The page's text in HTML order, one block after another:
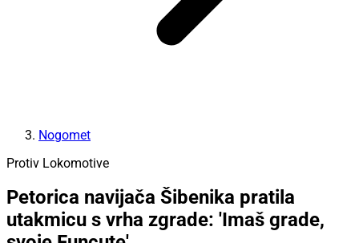
Nogomet
Protiv Lokomotive
Petorica navijača Šibenika pratila
utakmicu s vrha zgrade: 'Imaš grade,